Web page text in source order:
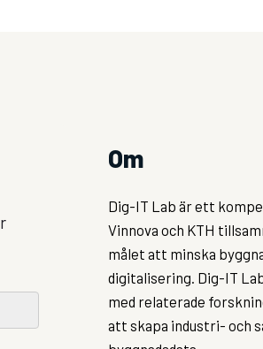
Om
Dig-IT Lab är ett
Vinnova och KTH
målet att minska
digitalisering. Dig-IT
med relaterade
att skapa industri- och